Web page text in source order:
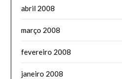
abril 2008
março 2008
fevereiro 2008
janeiro 2008